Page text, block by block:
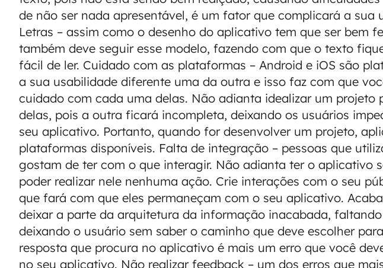
de não ser nada apresentável, é um fator que complicará a sua
Letras – assim como o desenho do aplicativo tem que ser bem
também deve seguir esse modelo, fazendo com que o texto
fácil de ler. Cuidado com as plataformas – Android e iOS são
a sua usabilidade diferente uma da outra e isso faz com que
cuidado com cada uma delas. Não adianta idealizar um projeto
delas, pois a outra ficará incompleta, deixando os usuários
seu aplicativo. Portanto, quando for desenvolver um projeto,
plataformas disponíveis. Falta de integração – pessoas que
gostam de ter com o que interagir. Não adianta ter o aplicativo
poder realizar nele nenhuma ação. Crie interações com o seu
que fará com que eles permaneçam com o seu aplicativo.
deixar a parte da arquitetura da informação inacabada,
deixando o usuário sem saber o caminho que deve escolher
resposta que procura no aplicativo é mais um erro que você
no seu aplicativo. Não realizar feedback – um dos erros que